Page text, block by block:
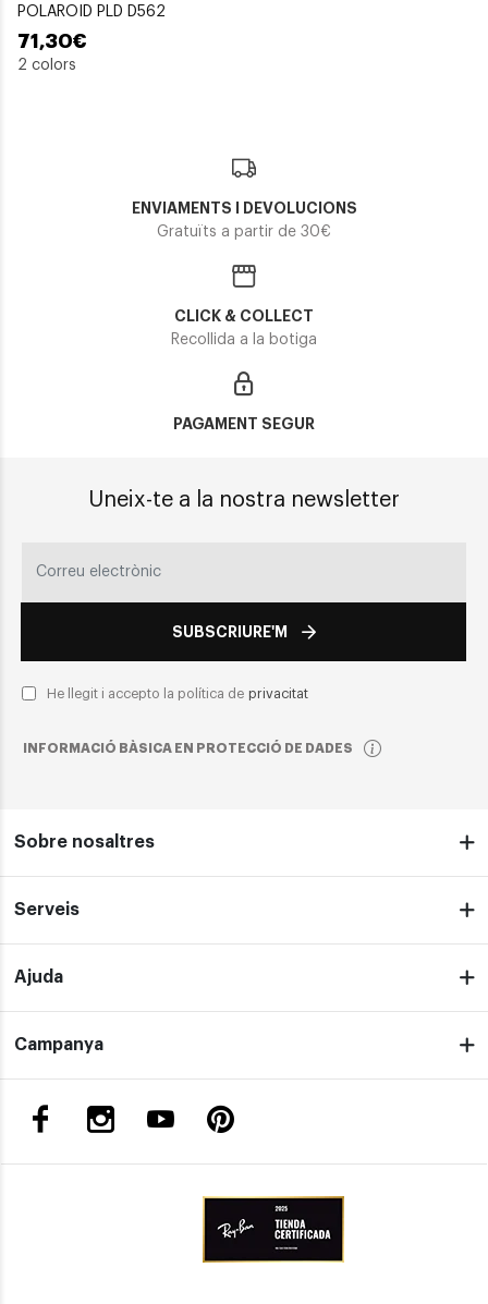
POLAROID PLD D562
71,30€
2 colors
ENVIAMENTS I DEVOLUCIONS
Gratuïts a partir de 30€
CLICK & COLLECT
Recollida a la botiga
PAGAMENT SEGUR
Uneix-te a la nostra newsletter
SUBSCRIURE'M
He llegit i accepto la política de privacitat
INFORMACIÓ BÀSICA EN PROTECCIÓ DE DADES
Sobre nosaltres
Serveis
Ajuda
Campanya